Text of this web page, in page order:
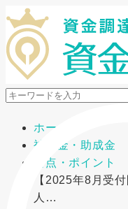
メニューを開閉
ホーム
補助金・助成金
要点・ポイント
【2025年8月受
人…